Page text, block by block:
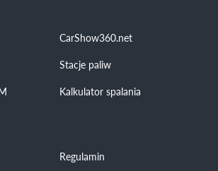
CarShow360.net
Stacje paliw
Kalkulator spalania
Regulamin